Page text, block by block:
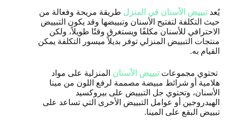
يُعد تبييض الأسنان في المنزل طريقة مريحة وفعالة من
حيث التكلفة لتفتيح الأسنان وتبييضها وقد يكون التبييض
الاحترافي للأسنان مكلفًا ويستغرق وقتًا طويلاً، ولكن
منتجات التبييض المنزلي توفر بديلاً ميسور التكلفة يمكن
القيام به.
تحتوي مجموعاتتبييض الأسنان المنزلية على مواد
هلامية أو شرائط مبيضة مصممة لرفع اللون من مينا
الأسنان، وتحتوي جل التبييض على بيروكسيد
الهيدروجين أو عوامل التبييض الأخرى التي تساعد على
تبييض البقع على المينا.